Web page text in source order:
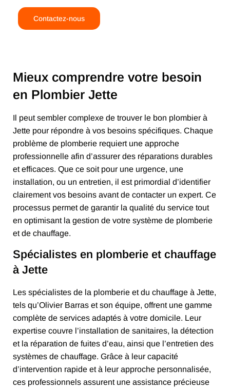
Contactez-nous
Mieux comprendre votre besoin
en Plombier Jette
Il peut sembler complexe de trouver le bon plombier à
Jette pour répondre à vos besoins spécifiques. Chaque
problème de plomberie requiert une approche
professionnelle afin d’assurer des réparations durables
et efficaces. Que ce soit pour une urgence, une
installation, ou un entretien, il est primordial d’identifier
clairement vos besoins avant de contacter un expert. Ce
processus permet de garantir la qualité du service tout
en optimisant la gestion de votre système de plomberie
et de chauffage.
Spécialistes en plomberie et chauffage
à Jette
Les spécialistes de la plomberie et du chauffage à Jette,
tels qu’Olivier Barras et son équipe, offrent une gamme
complète de services adaptés à votre domicile. Leur
expertise couvre l’installation de sanitaires, la détection
et la réparation de fuites d’eau, ainsi que l’entretien des
systèmes de chauffage. Grâce à leur capacité
d’intervention rapide et à leur approche personnalisée,
ces professionnels assurent une assistance précieuse